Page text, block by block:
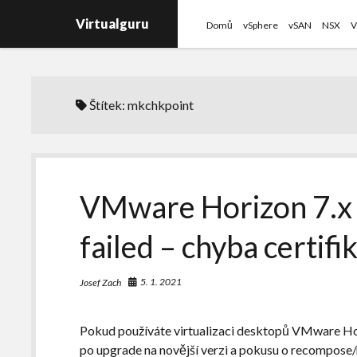
Virtualguru Domů vSphere vSAN NSX
Štítek:mkchkpoint
VMware Horizon
failed – chyba
Josef Zach 5. 1. 2021
Pokud používáte virtualizaci desktopů VMware
po upgrade na novější verzi a pokusu o